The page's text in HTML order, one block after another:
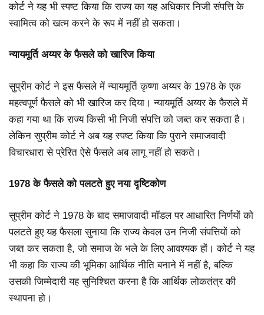
कोर्ट ने यह भी स्पष्ट किया कि राज्य का यह अधिकार निजी संपत्ति के
स्वामित्व को खत्म करने के रूप में नहीं हो सकता।
न्यायमूर्ति अय्यर के फैसले को खारिज किया
सुप्रीम कोर्ट ने इस फैसले में न्यायमूर्ति कृष्णा अय्यर के 1978 के एक
महत्वपूर्ण फैसले को भी खारिज कर दिया। न्यायमूर्ति अय्यर के फैसले में
कहा गया था कि राज्य किसी भी निजी संपत्ति को जब्त कर सकता है।
लेकिन सुप्रीम कोर्ट ने अब यह स्पष्ट किया कि पुराने समाजवादी
विचारधारा से प्रेरित ऐसे फैसले अब लागू नहीं हो सकते।
1978 के फैसले को पलटते हुए नया दृष्टिकोण
सुप्रीम कोर्ट ने 1978 के बाद समाजवादी मॉडल पर आधारित निर्णयों को
पलटते हुए यह फैसला सुनाया कि राज्य केवल उन निजी संपत्तियों को
जब्त कर सकता है, जो समाज के भले के लिए आवश्यक हों। कोर्ट ने यह
भी कहा कि राज्य की भूमिका आर्थिक नीति बनाने में नहीं है, बल्कि
उसकी जिम्मेदारी यह सुनिश्चित करना है कि आर्थिक लोकतंत्र की
स्थापना हो।